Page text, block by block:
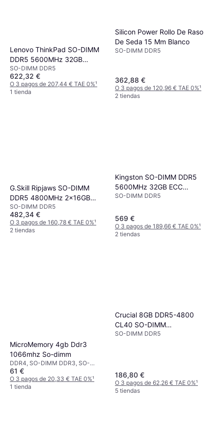
Lenovo ThinkPad SO-DIMM
DDR5 5600MHz 32GB
(4X71M23188)
SO-DIMM DDR5
622,32 €
O 3 pagos de 207,44 € TAE 0%¹
1 tienda
Silicon Power Rollo De Raso
De Seda 15 Mm Blanco
SO-DIMM DDR5
362,88 €
O 3 pagos de 120,96 € TAE 0%¹
2 tiendas
G.Skill Ripjaws SO-DIMM
DDR5 4800MHz 2x16GB
(F5-4800S4039A16GX2-RS)
SO-DIMM DDR5
482,34 €
O 3 pagos de 160,78 € TAE 0%¹
2 tiendas
Kingston SO-DIMM DDR5
5600MHz 32GB ECC
(KCP556SD8-32)
SO-DIMM DDR5
569 €
O 3 pagos de 189,66 € TAE 0%¹
2 tiendas
MicroMemory 4gb Ddr3
1066mhz So-dimm
DDR4, SO-DIMM DDR3, SO-
DIMM DDR5, DDR3
61 €
O 3 pagos de 20,33 € TAE 0%¹
1 tienda
Crucial 8GB DDR5-4800
CL40 SO-DIMM
Arbeitsspeicher
SO-DIMM DDR5
186,80 €
O 3 pagos de 62,26 € TAE 0%¹
5 tiendas